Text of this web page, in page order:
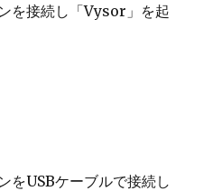
を接続し「Vysor」を起
をUSBケーブルで接続し